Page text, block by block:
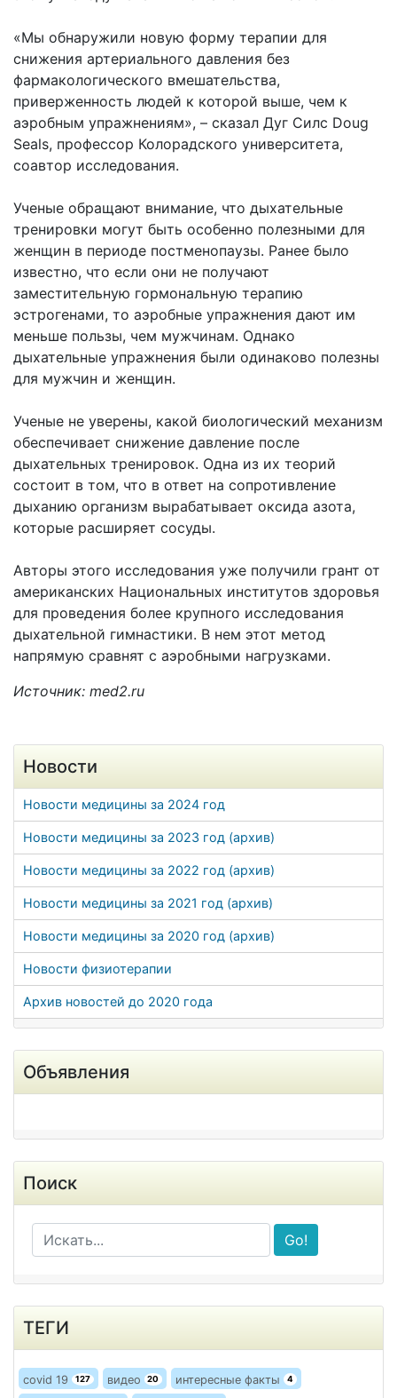
«Мы обнаружили новую форму терапии для
снижения артериального давления без
фармакологического вмешательства,
приверженность людей к которой выше, чем к
аэробным упражнениям», – сказал Дуг Силс Doug
Seals, профессор Колорадского университета,
соавтор исследования.
Ученые обращают внимание, что дыхательные
тренировки могут быть особенно полезными для
женщин в периоде постменопаузы. Ранее было
известно, что если они не получают
заместительную гормональную терапию
эстрогенами, то аэробные упражнения дают им
меньше пользы, чем мужчинам. Однако
дыхательные упражнения были одинаково полезны
для мужчин и женщин.
Ученые не уверены, какой биологический механизм
обеспечивает снижение давление после
дыхательных тренировок. Одна из их теорий
состоит в том, что в ответ на сопротивление
дыханию организм вырабатывает оксида азота,
которые расширяет сосуды.
Авторы этого исследования уже получили грант от
американских Национальных институтов здоровья
для проведения более крупного исследования
дыхательной гимнастики. В нем этот метод
напрямую сравнят с аэробными нагрузками.
Источник: med2.ru
Новости
Новости медицины за 2024 год
Новости медицины за 2023 год (архив)
Новости медицины за 2022 год (архив)
Новости медицины за 2021 год (архив)
Новости медицины за 2020 год (архив)
Новости физиотерапии
Архив новостей до 2020 года
Объявления
Поиск
Go!
ТЕГИ
covid 19 127 видео 20 интересные факты 4